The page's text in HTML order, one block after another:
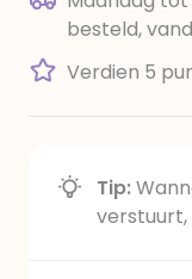
besteld,
Verdien 5
Tip: